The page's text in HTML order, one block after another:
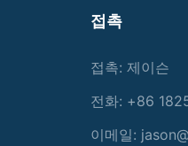
접촉
접촉: 제이슨
전화: +86
이메일: